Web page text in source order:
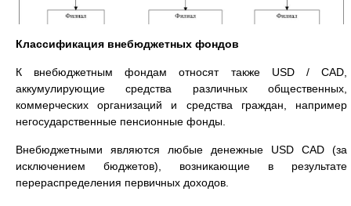
Классификация внебюджетных фондов
К внебюджетным фондам относят также USD / CAD,
аккумулирующие средства различных общественных,
коммерческих организаций и средства граждан, например
негосударственные пенсионные фонды.
Внебюджетными являются любые денежные USD CAD (за
исключением бюджетов), возникающие в результате
перераспределения первичных доходов.